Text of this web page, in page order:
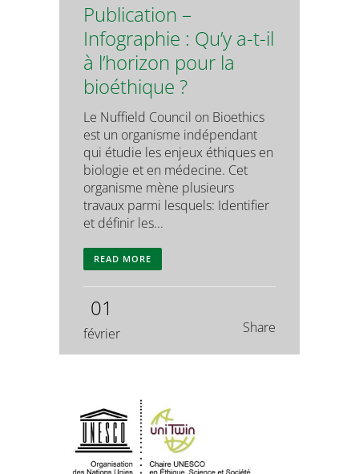
Publication –
Infographie : Qu’y a-t-il
à l’horizon pour la
bioéthique ?
Le Nuffield Council on Bioethics
est un organisme indépendant
qui étudie les enjeux éthiques en
biologie et en médecine. Cet
organisme mène plusieurs
travaux parmi lesquels: Identifier
et définir les...
READ MORE
01
février Share